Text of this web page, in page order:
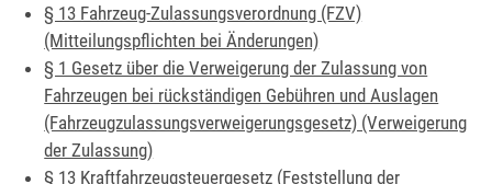
§ 13 Fahrzeug-Zulassungsverordnung (FZV)
(Mitteilungspflichten bei Änderungen)
§ 1 Gesetz über die Verweigerung der Zulassung von
Fahrzeugen bei rückständigen Gebühren und Auslagen
(Fahrzeugzulassungsverweigerungsgesetz) (Verweigerung
der Zulassung)
§ 13 Kraftfahrzeugsteuergesetz (Feststellung der